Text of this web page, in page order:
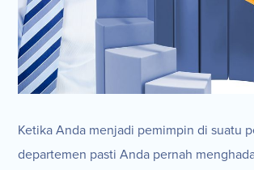
Ketika Anda menjadi pemimpin di suatu
departemen pasti Anda pernah